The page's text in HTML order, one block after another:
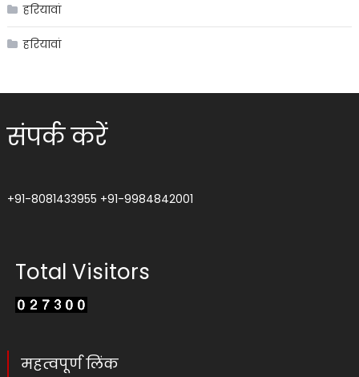
हरियावां
हरियावां
संपर्क करें
+91-8081433955 +91-9984842001
Total Visitors
महत्वपूर्ण लिंक